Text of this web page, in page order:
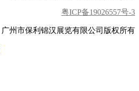
粤ICP备19026557号-3
广州市保利锦汉展览有限公司版权所有